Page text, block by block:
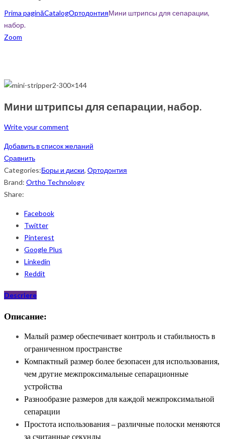
Prima paginăCatalogОртодонтияМини штрипсы для сепарации,
набор.
Zoom
Мини штрипсы для сепарации, набор.
Write your comment
Добавить в список желаний
Сравнить
Categories:Боры и диски, Ортодонтия
Brand: Ortho Technology
Share:
Facebook
Twitter
Pinterest
Google Plus
Linkedin
Reddit
Descriere
Описание:
Малый размер обеспечивает контроль и стабильность в
ограниченном пространстве
Компактный размер более безопасен для использования,
чем другие межпроксимальные сепарационные
устройства
Разнообразие размеров для каждой межпроксимальной
сепарации
Простота использования – различные полоски меняются
за считанные секунды